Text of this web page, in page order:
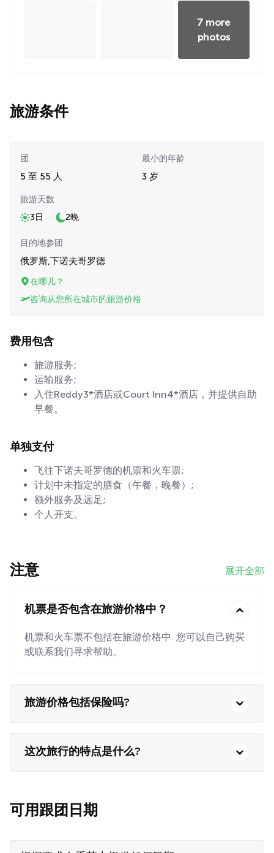
7 more
photos
旅游条件
团
5 至 55 人
最小的年龄
3 岁
旅游天数
3日
2晚
目的地参团
俄罗斯,下诺夫哥罗德
在哪儿？
咨询从您所在城市的旅游价格
费用包含
旅游服务;
运输服务;
入住Reddy3*酒店或Court Inn4*酒店，并提供自助
早餐。
单独支付
飞往下诺夫哥罗德的机票和火车票;
计划中未指定的膳食（午餐，晚餐）;
额外服务及远足;
个人开支。
注意 展开全部
机票是否包含在旅游价格中？
机票和火车票不包括在旅游价格中. 您可以自己购买
或联系我们寻求帮助。
旅游价格包括保险吗?
这次旅行的特点是什么?
可用跟团日期